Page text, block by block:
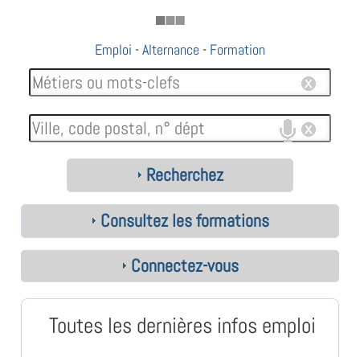
183
Emploi -Alternance - Formation
Recherchez
Consultez les formations
Connectez-vous
Toutes les dernières infos emploi